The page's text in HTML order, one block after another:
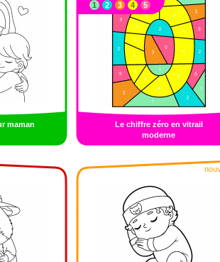
maman
Le chiffre zéro en vitrail
moderne
1
2 3 4 5